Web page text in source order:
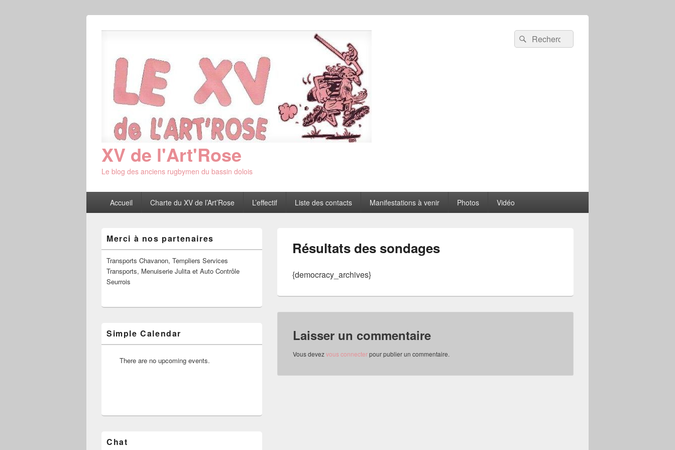
XV de l'Art'Rose
Le blog des anciens rugbymen du bassin dolois
Recherche :
Rechercher
principalAccueil Charte du XV de l’Art’Rose L’effectif Liste des contacts Manifestations à venir Photos Vidéo
Résultats des sondages
{democracy_archives}
Laisser un commentaire
Vous devezvous connecterpour publier un commentaire.
principale
de
widget
pour
barre
Merci à nos partenaires
Transports Chavanon, Templiers Services
Transports, Menuiserie Julita et Auto Contrôle
Seurrois
Simple Calendar
There are no upcoming events.
Chat